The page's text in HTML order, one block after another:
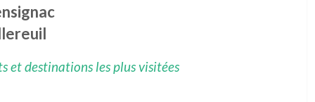
et destinations les plus visitées